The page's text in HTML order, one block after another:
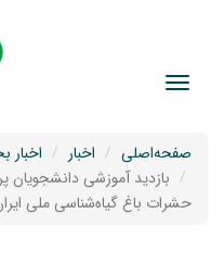
صفحه‌اصلی اخبار
بازدید آموزشی دانشجویان
حشرات باغ گیاه‌شناسی ملی